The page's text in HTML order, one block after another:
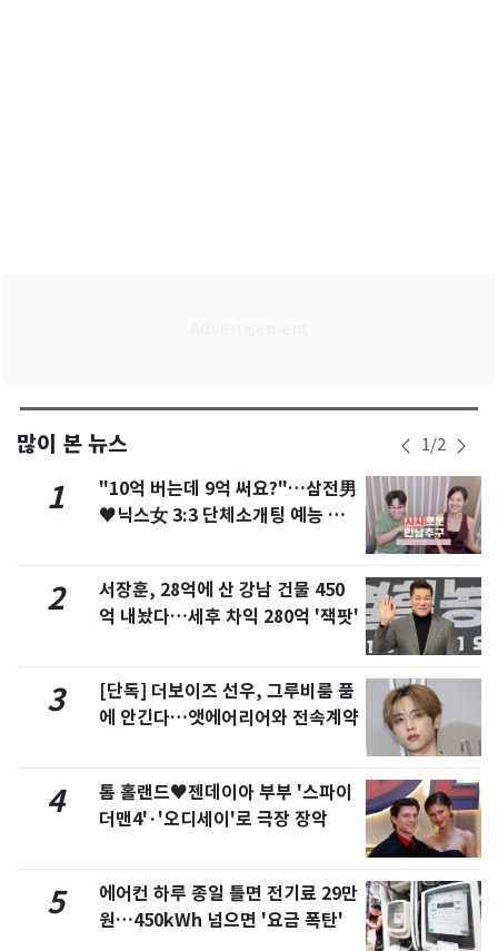
많이 본 뉴스 1/2
1
"10억 버는데 9억 써요?"…삼전男
♥닉스女 3:3 단체소개팅 예능 화
2
서장훈, 28억에 산 강남 건물 450
억 내놨다…세후 차익 280억 '잭팟'
3
[단독] 더보이즈 선우, 그루비룸 품
에 안긴다…앳에어리어와 전속계약
4
톰 홀랜드♥젠데이아 부부 '스파이
더맨4'·'오디세이'로 극장 장악
5
에어컨 하루 종일 틀면 전기료 29만
원…450kWh 넘으면 '요금 폭탄'